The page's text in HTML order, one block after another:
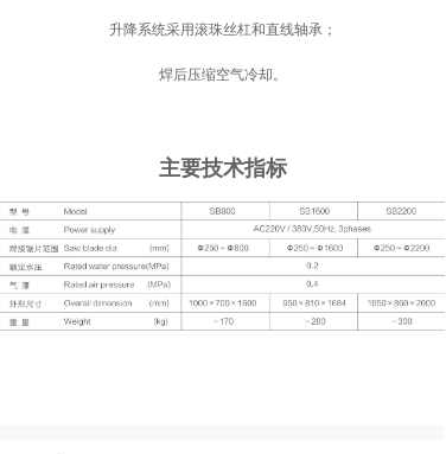
升降系统采用滚珠丝杠和直线轴承；
焊后压缩空气冷却。
主要技术指标